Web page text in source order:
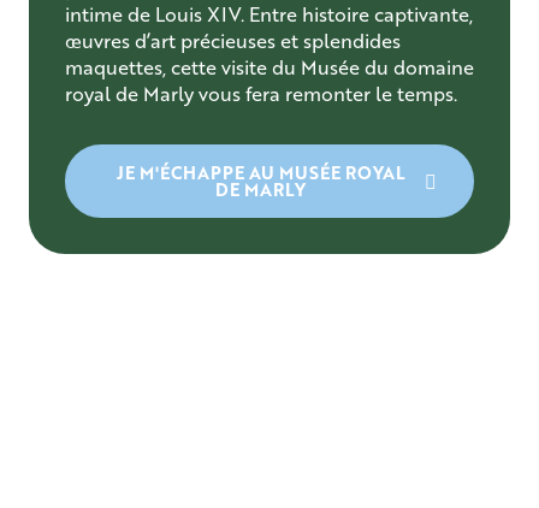
intime de Louis XIV. Entre histoire captivante,
œuvres d’art précieuses et splendides
maquettes, cette visite du Musée du domaine
royal de Marly vous fera remonter le temps.
JE M'ÉCHAPPE AU MUSÉE ROYAL
DE MARLY